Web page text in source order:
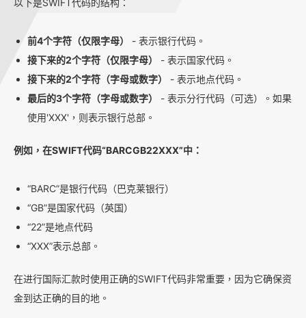
以下是SWIFT代码的结构：
前4个字符（仅限字母）
- 表示银行代码。
接下来的2个字符（仅限字母）
- 表示国家代码。
接下来的2个字符（字母或数字）
- 表示地点代码。
最后的3个字符（字母或数字）
- 表示分行代码（可选）。如果
使用'XXX'，则表示银行总部。
例如，在SWIFT代码“BARCGB22XXX”中：
“BARC”是银行代码（巴克莱银行）
“GB”是国家代码（英国）
“22”是地点代码
“XXX”表示总部。
在进行国际汇款时使用正确的SWIFT代码非常重要，因为它确保资
金到达正确的目的地。